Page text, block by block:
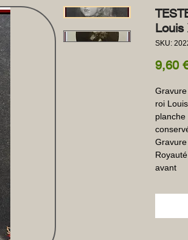
Louis
SKU:
9,60
roi
avant